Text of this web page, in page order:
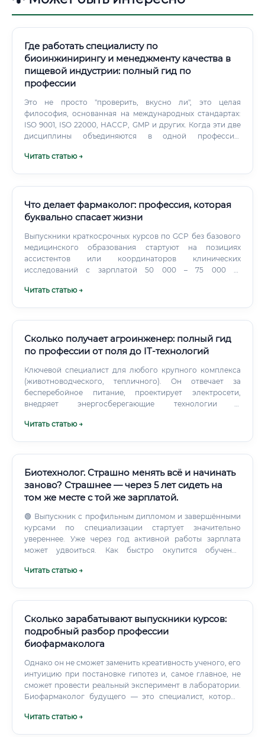
Где работать специалисту по
биоинжинирингу и менеджменту качества в
пищевой индустрии: полный гид по
профессии
Это не просто "проверить, вкусно ли", это целая
философия, основанная на международных стандартах:
ISO 9001, ISO 22000, HACCP, GMP и других. Когда эти две
дисциплины объединяются в одной профессии,
Он не просто понимает, что происходит на
Читать статью →
Что делает фармаколог: профессия, которая
буквально спасает жизни
Выпускники краткосрочных курсов по GCP без базового
медицинского образования стартуют на позициях
ассистентов или координаторов клинических
исследований с зарплатой 50 000 – 75 000 ₽.
зарплаты на 40 000 ₽ в месяц окупается за 2–3 месяца.
Читать статью →
Сколько получает агроинженер: полный гид
по профессии от поля до IT-технологий
Ключевой специалист для любого крупного комплекса
(животноводческого, тепличного). Он отвечает за
бесперебойное питание, проектирует электросети,
внедряет энергосберегающие технологии и
биогазовые установки).
Читать статью →
Биотехнолог. Страшно менять всё и начинать
заново? Страшнее — через 5 лет сидеть на
том же месте с той же зарплатой.
🟢 Выпускник с профильным дипломом и завершёнными
курсами по специализации стартует значительно
увереннее. Уже через год активной работы зарплата
может удвоиться. Как быстро окупится обучение
Читать статью →
Сколько зарабатывают выпускники курсов:
подробный разбор профессии
биофармаколога
Однако он не сможет заменить креативность ученого, его
интуицию при постановке гипотез и, самое главное, не
сможет провести реальный эксперимент в лаборатории.
Биофармаколог будущего — это специалист, который
Перспективы через 10 лет: Через десятилетие
Читать статью →